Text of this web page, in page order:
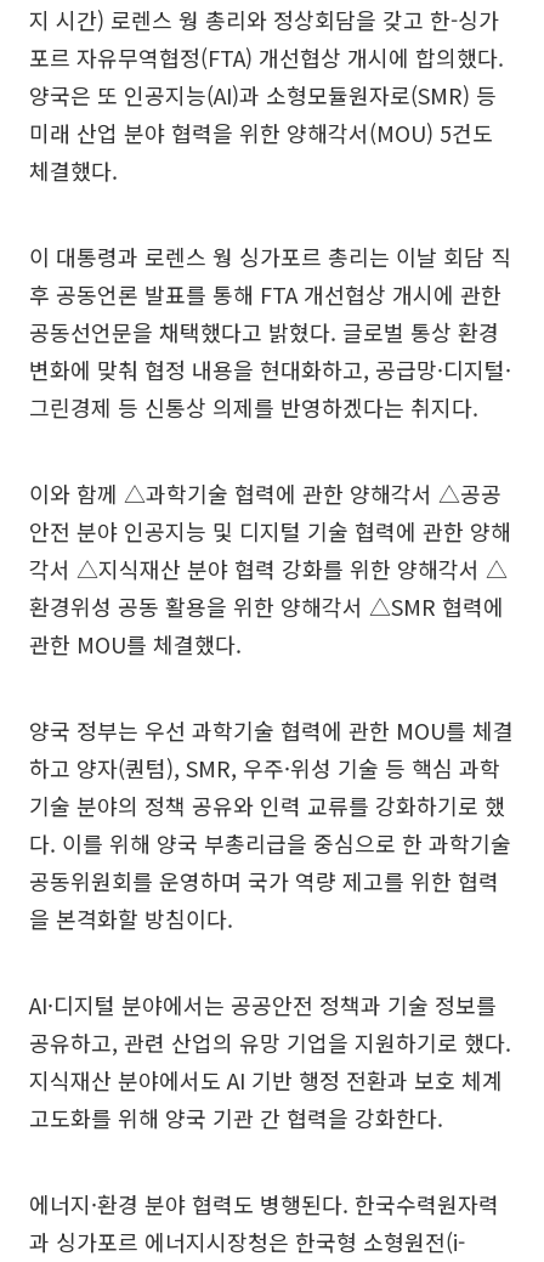
지 시간) 로렌스 웡 총리와 정상회담을 갖고 한-싱가
포르 자유무역협정(FTA) 개선협상 개시에 합의했다.
양국은 또 인공지능(AI)과 소형모듈원자로(SMR) 등
미래 산업 분야 협력을 위한 양해각서(MOU) 5건도
체결했다.
이 대통령과 로렌스 웡 싱가포르 총리는 이날 회담 직
후 공동언론 발표를 통해 FTA 개선협상 개시에 관한
공동선언문을 채택했다고 밝혔다. 글로벌 통상 환경
변화에 맞춰 협정 내용을 현대화하고, 공급망·디지털·
그린경제 등 신통상 의제를 반영하겠다는 취지다.
이와 함께 △과학기술 협력에 관한 양해각서 △공공
안전 분야 인공지능 및 디지털 기술 협력에 관한 양해
각서 △지식재산 분야 협력 강화를 위한 양해각서 △
환경위성 공동 활용을 위한 양해각서 △SMR 협력에
관한 MOU를 체결했다.
양국 정부는 우선 과학기술 협력에 관한 MOU를 체결
하고 양자(퀀텀), SMR, 우주·위성 기술 등 핵심 과학
기술 분야의 정책 공유와 인력 교류를 강화하기로 했
다. 이를 위해 양국 부총리급을 중심으로 한 과학기술
공동위원회를 운영하며 국가 역량 제고를 위한 협력
을 본격화할 방침이다.
AI·디지털 분야에서는 공공안전 정책과 기술 정보를
공유하고, 관련 산업의 유망 기업을 지원하기로 했다.
지식재산 분야에서도 AI 기반 행정 전환과 보호 체계
고도화를 위해 양국 기관 간 협력을 강화한다.
에너지·환경 분야 협력도 병행된다. 한국수력원자력
과 싱가포르 에너지시장청은 한국형 소형원전(i-